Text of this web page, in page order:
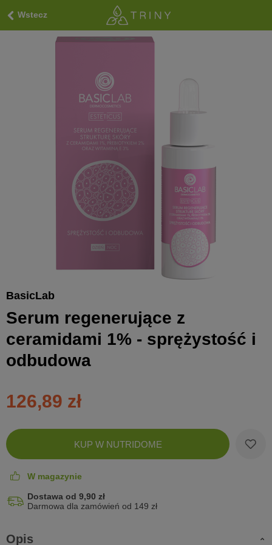
Wstecz
BasicLab
Serum regenerujące z
ceramidami 1% - sprężystość i
odbudowa
126,89 zł
Zobacz
koszyk
KUP W NUTRIDOME
W magazynie
Dostawa od 9,90 zł
Darmowa dla zamówień od 149 zł
Opis